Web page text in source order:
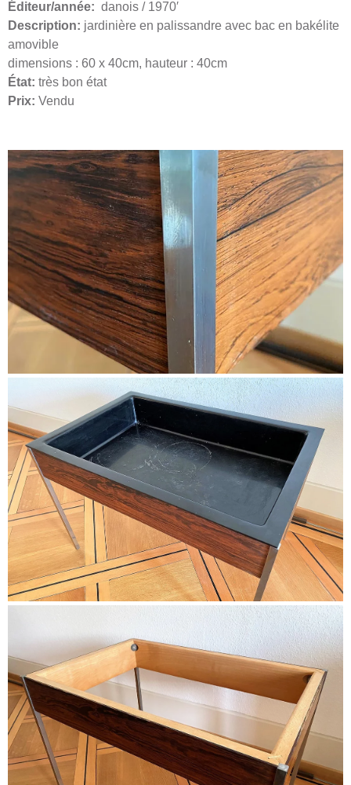
Éditeur/année: danois / 1970′
Description: jardinière en palissandre avec bac en bakélite
amovible
dimensions : 60 x 40cm, hauteur : 40cm
État: très bon état
Prix: Vendu